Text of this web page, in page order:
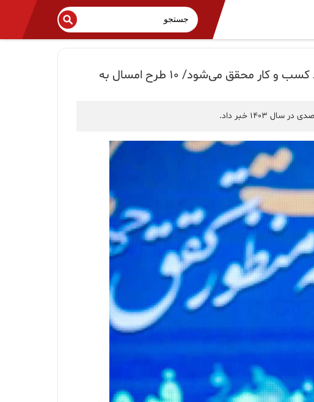
ظرفیت تولید گروه صنایع پتروشیمی خلیج فارس ۱۴ درصد افزایش می‌یابد/ جهش تولید با اصلاح محیط کسب و کار محقق می‌شود/ ۱۰ طرح امسال به